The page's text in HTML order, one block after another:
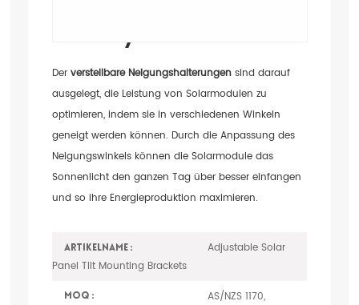
Solarsysteme
Der verstellbare Neigungshalterungensind darauf
ausgelegt, die Leistung von Solarmodulen zu
optimieren, indem sie in verschiedenen Winkeln
geneigt werden können. Durch die Anpassung des
Neigungswinkels können die Solarmodule das
Sonnenlicht den ganzen Tag über besser einfangen
und so ihre Energieproduktion maximieren.
Artikelname :
Adjustable Solar
Panel Tilt Mounting Brackets
MOQ :
AS/NZS 1170,